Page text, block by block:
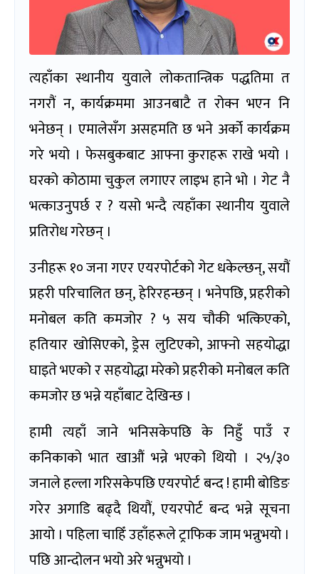
त्यहाँका स्थानीय युवाले लोकतान्त्रिक पद्धतिमा त
नगरौं न, कार्यक्रममा आउनबाटै त रोक्न भएन नि
भनेछन् । एमालेसँग असहमति छ भने अर्को कार्यक्रम
गरे भयो । फेसबुकबाट आफ्ना कुराहरू राखे भयो ।
घरको कोठामा चुकुल लगाएर लाइभ हाने भो । गेट नै
भत्काउनुपर्छ र ? यसो भन्दै त्यहाँका स्थानीय युवाले
प्रतिरोध गरेछन् ।
उनीहरू १० जना गएर एयरपोर्टको गेट धकेल्छन्, सयौं
प्रहरी परिचालित छन्, हेरिरहन्छन् । भनेपछि, प्रहरीको
मनोबल कति कमजोर ? ५ सय चौकी भत्किएको,
हतियार खोसिएको, ड्रेस लुटिएको, आफ्नो सहयोद्धा
घाइते भएको र सहयोद्धा मरेको प्रहरीको मनोबल कति
कमजोर छ भन्ने यहाँबाट देखिन्छ ।
हामी त्यहाँ जाने भनिसकेपछि के निहुँ पाउँ र
कनिकाको भात खाऔं भन्ने भएको थियो । २५/३०
जनाले हल्ला गरिसकेपछि एयरपोर्ट बन्द ! हामी बोडिङ
गरेर अगाडि बढ्दै थियौं, एयरपोर्ट बन्द भन्ने सूचना
आयो । पहिला चाहिँ उहाँहरूले ट्राफिक जाम भन्नुभयो ।
पछि आन्दोलन भयो अरे भन्नुभयो ।